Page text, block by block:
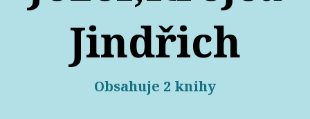
Jindřich
Obsahuje 2 knihy